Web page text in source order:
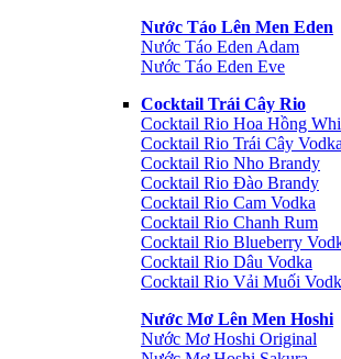
Nước Táo Lên Men Eden
Nước Táo Eden Adam
Nước Táo Eden Eve
Cocktail Trái Cây Rio
Cocktail Rio Hoa Hồng
Cocktail Rio Trái Cây Vodka
Cocktail Rio Nho Brandy
Cocktail Rio Đào Brandy
Cocktail Rio Cam Vodka
Cocktail Rio Chanh Rum
Cocktail Rio Blueberry
Cocktail Rio Dâu Vodka
Cocktail Rio Vải Muối
Nước Mơ Lên Men Hoshi
Nước Mơ Hoshi Original